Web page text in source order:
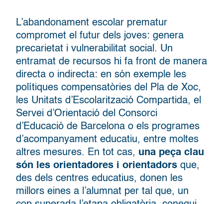
L’abandonament escolar prematur
compromet el futur dels joves: genera
precarietat i vulnerabilitat social. Un
entramat de recursos hi fa front de manera
directa o indirecta: en són exemple les
polítiques compensatòries del Pla de Xoc,
les Unitats d’Escolarització Compartida, el
Servei d’Orientació del Consorci
d’Educació de Barcelona o els programes
d’acompanyament educatiu, entre moltes
altres mesures. En tot cas, una peça clau
són les orientadores i orientadors que,
des dels centres educatius, donen les
millors eines a l’alumnat per tal que, un